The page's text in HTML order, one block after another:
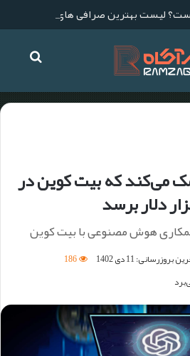
که بیت کوین در
بروزرسانی: 11 دی 1402
186